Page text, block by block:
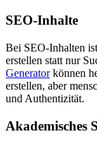
SEO-Inhalte
Bei SEO-Inhalten
erstellen statt nur
Generatorkönnen
erstellen, aber
und Authentizität.
Akademisches